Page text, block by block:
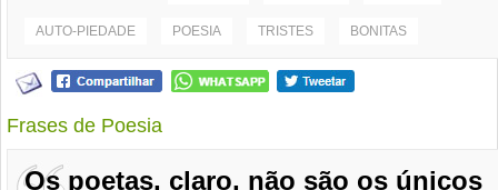
AUTO-PIEDADE POESIA TRISTES BONITAS
Frases de Poesia
Os poetas, claro, não são os únicos